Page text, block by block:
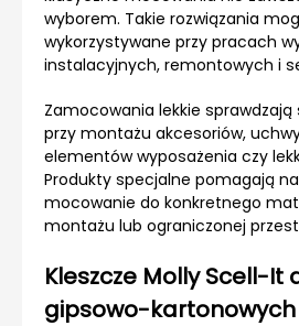
wyborem. Takie rozwiązania
wykorzystywane przy pracach
instalacyjnych, remontowych i
Zamocowania lekkie
przy montażu akcesoriów,
elementów wyposażenia czy
Produkty specjalne pomagają
mocowanie do konkretnego
montażu lub ograniczonej
Kleszcze Molly Scell-It
gipsowo-kartonowych